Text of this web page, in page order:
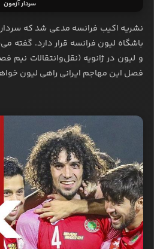
سردار آزمون
نشریه اکیب فرانسه مدعی شد که
باشگاه لیون فرانسه قرار دارد. گفته
و لیون در ژانویه (نقل‌وانتقالات نیم
فصل این مهاجم ایرانی راهی لیون